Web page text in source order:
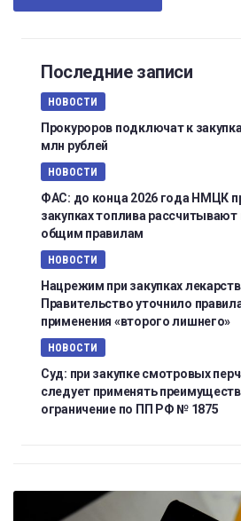
Последние записи
НОВОСТИ
Прокуроров подключат к
млн рублей
НОВОСТИ
ФАС: до конца 2026 года НМЦК
закупках топлива рассчитывают
общим правилам
НОВОСТИ
Нацрежим при закупках
Правительство уточнило
применения «второго лишнего»
НОВОСТИ
Суд: при закупке смотровых
следует применять
ограничение по ПП РФ № 1875